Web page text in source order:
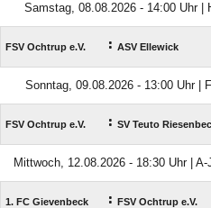
Samstag, 08.08.2026 - 14:00 Uhr |
FSV Ochtrup e.V. : ASV Ellewick
Sonntag, 09.08.2026 - 13:00 Uhr |
FSV Ochtrup e.V. : SV Teuto
Mittwoch, 12.08.2026 - 18:30 Uhr |
1. FC Gievenbeck : FSV Ochtrup e.V.